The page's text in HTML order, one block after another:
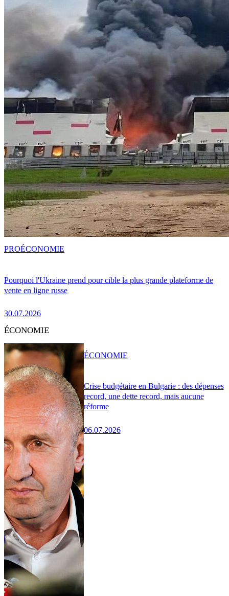
Pourquoi l'Ukraine prend pour cible la plus grande plateforme de
vente en ligne russe
30.07.2026
PROÉCONOMIE
ÉCONOMIE
Crise budgétaire en Bulgarie : des dépenses
record, une dette record, mais aucune
réforme
06.07.2026
ÉCONOMIE